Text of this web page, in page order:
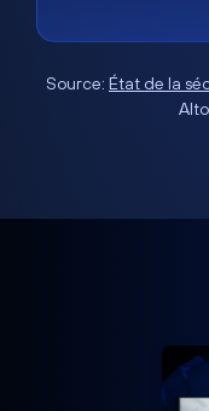
Source: État de la